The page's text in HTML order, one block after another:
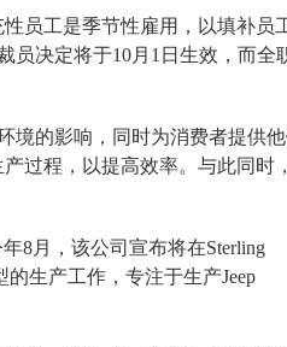
员工是季节性雇用，以填补员
员决定将于10月1日生效，而全
境的影响，同时为消费者提供
过程，以提高效率。与此同时
8月，该公司宣布将在Sterling
的生产工作，专注于生产Jeep